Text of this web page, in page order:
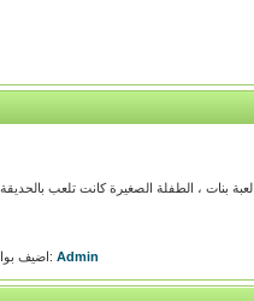
لعبة بنات ، الطفلة الصغيرة كانت تلعب
اضيف بواسطة: Admin